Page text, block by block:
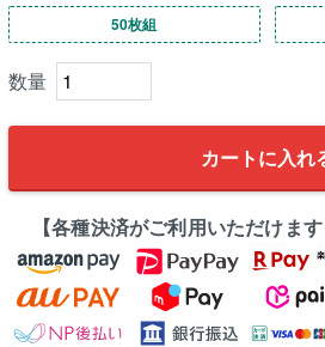
50枚組
カートに入れ
【各種決済がご利用いただけます